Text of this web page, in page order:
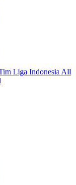
Liga Indonesia All